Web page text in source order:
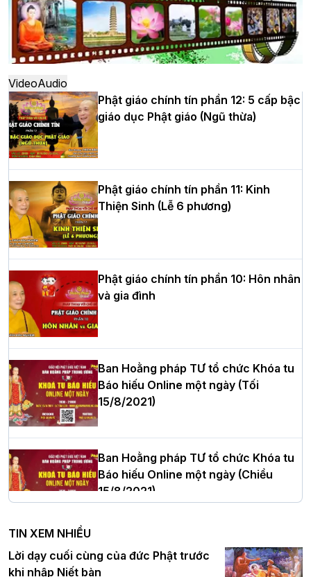
Hà Nội: Ngày tu học cuối cùng khép lại
khóa sinh hoạt Phật pháp mùa hè lần
thứ XIV tại chùa Bằng
Học yêu thương trong ngày tu tập thứ
tư của Khóa sinh hoạt Phật pháp mùa
hè tại chùa Bằng
HT.Thích Thọ Lạc được suy cử làm tân
Trưởng BTS GHPGVN tỉnh Nghệ An
Hòa thượng Thích Quảng Tùng tái đắc
cử Trưởng BTS GHPGVN thành phố Hải
Phòng nhiệm kỳ 2026 – 2031
Thượng tọa Thích Tâm Chính được suy
cử tân Trưởng ban Trị sự GHPGVN tỉnh
Hà Nội: Tăng Ni Trường hạ Bồ Đề trang
nghiêm tác pháp Tiền an cư PL.2570 –
DL.2026
VideoAudio
Phật giáo chính tín phần 12: 5 cấp bậc
giáo dục Phật giáo (Ngũ thừa)
Phật giáo chính tín phần 11: Kinh
Thiện Sinh (Lễ 6 phương)
Phật giáo chính tín phần 10: Hôn nhân
và gia đình
Ban Hoằng pháp TƯ tổ chức Khóa tu
Báo hiếu Online một ngày (Tối
15/8/2021)
Ban Hoằng pháp TƯ tổ chức Khóa tu
Báo hiếu Online một ngày (Chiều
15/8/2021)
Ban Hoằng pháp TƯ tổ chức Khóa tu
Báo hiếu Online một ngày (Sáng
TIN XEM NHIỀU
Lời dạy cuối cùng của đức Phật trước
khi nhập Niết bàn